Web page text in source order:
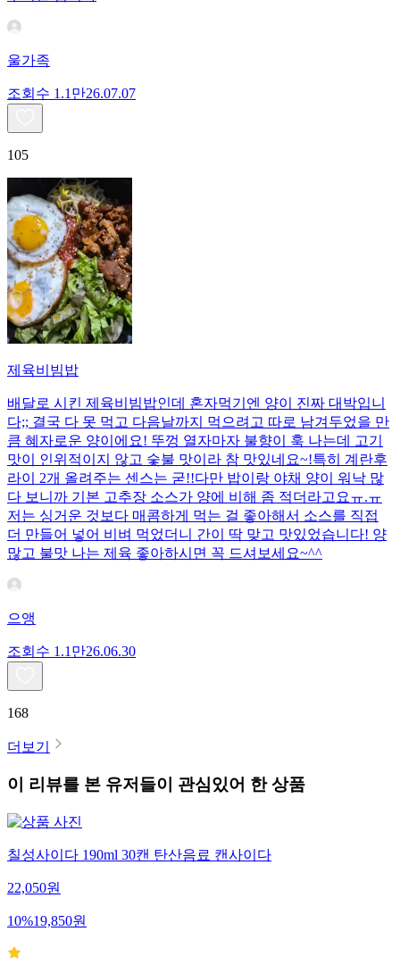
울가족
조회수 1.1만26.07.07
105
제육비빔밥
배달로 시킨 제육비빔밥인데 혼자먹기엔 양이 진짜 대박입니
다;; 결국 다 못 먹고 다음날까지 먹으려고 따로 남겨두었을 만
큼 혜자로운 양이에요! 뚜껑 열자마자 불향이 훅 나는데 고기
맛이 인위적이지 않고 숯불 맛이라 참 맛있네요~!특히 계란후
라이 2개 올려주는 센스는 굳!! ​다만 밥이랑 야채 양이 워낙 많
다 보니까 기본 고추장 소스가 양에 비해 좀 적더라고요ㅠ.ㅠ
저는 싱거운 것보다 매콤하게 먹는 걸 좋아해서 소스를 직접
더 만들어 넣어 비벼 먹었더니 간이 딱 맞고 맛있었습니다! 양
많고 불맛 나는 제육 좋아하시면 꼭 드셔보세요~^^
으앵
조회수 1.1만26.06.30
168
더보기
이 리뷰를 본 유저들이 관심있어 한 상품
칠성사이다 190ml 30캔 탄산음료 캔사이다
22,050원
10%19,850원